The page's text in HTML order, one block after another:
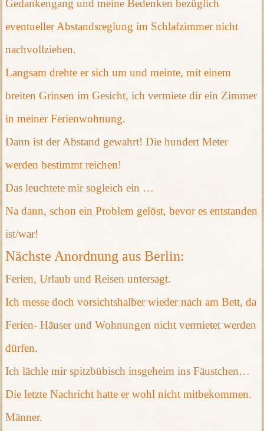
Gedankengang und meine Bedenken bezüglich
eventueller Abstandsreglung im Schlafzimmer nicht
nachvollziehen.
Langsam drehte er sich um und meinte, mit einem
breiten Grinsen im Gesicht, ich vermiete dir ein Zimmer
in meiner Ferienwohnung.
Dann ist der Abstand gewahrt! Die hundert Meter
werden bestimmt reichen!
Das leuchtete mir sogleich ein …
Na dann, schon ein Problem gelöst, bevor es entstanden
ist/war!
Nächste Anordnung aus Berlin:
Ferien, Urlaub und Reisen untersagt.
Ich messe doch vorsichtshalber wieder nach am Bett, da
Ferien- Häuser und Wohnungen nicht vermietet werden
dürfen.
Ich lächle mir spitzbübisch insgeheim ins Fäustchen…
Die letzte Nachricht hatte er wohl nicht mitbekommen.
Männer.